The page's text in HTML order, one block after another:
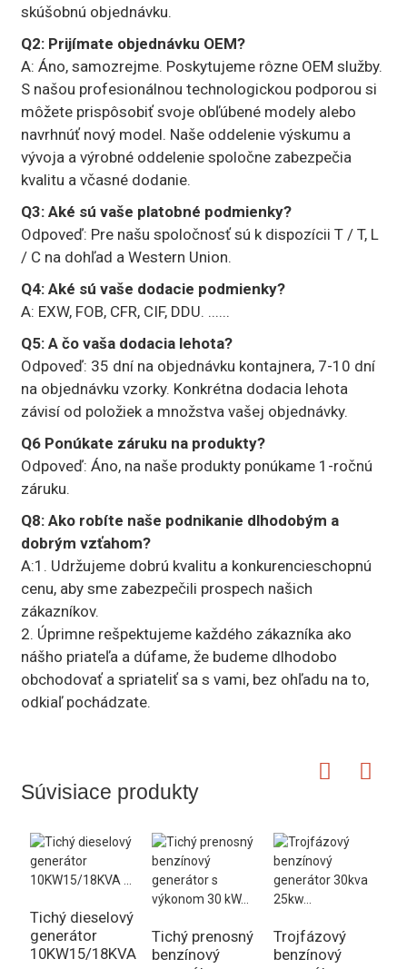
skúšobnú objednávku.
Q2: Prijímate objednávku OEM?
A: Áno, samozrejme. Poskytujeme rôzne OEM služby.
S našou profesionálnou technologickou podporou si
môžete prispôsobiť svoje obľúbené modely alebo
navrhnúť nový model. Naše oddelenie výskumu a
vývoja a výrobné oddelenie spoločne zabezpečia
kvalitu a včasné dodanie.
Q3: Aké sú vaše platobné podmienky?
Odpoveď: Pre našu spoločnosť sú k dispozícii T / T, L
/ C na dohľad a Western Union.
Q4: Aké sú vaše dodacie podmienky?
A: EXW, FOB, CFR, CIF, DDU. ......
Q5: A čo vaša dodacia lehota?
Odpoveď: 35 dní na objednávku kontajnera, 7-10 dní
na objednávku vzorky. Konkrétna dodacia lehota
závisí od položiek a množstva vašej objednávky.
Q6 Ponúkate záruku na produkty?
Odpoveď: Áno, na naše produkty ponúkame 1-ročnú
záruku.
Q8: Ako robíte naše podnikanie dlhodobým a
dobrým vzťahom?
A:1. Udržujeme dobrú kvalitu a konkurencieschopnú
cenu, aby sme zabezpečili prospech našich
zákazníkov.
2. Úprimne rešpektujeme každého zákazníka ako
nášho priateľa a dúfame, že budeme dlhodobo
obchodovať a spriateliť sa s vami, bez ohľadu na to,
odkiaľ pochádzate.
Súvisiace produkty
Tichý dieselový
generátor
10KW15/18KVA
Tichý prenosný
benzínový
Trojfázový
benzínový